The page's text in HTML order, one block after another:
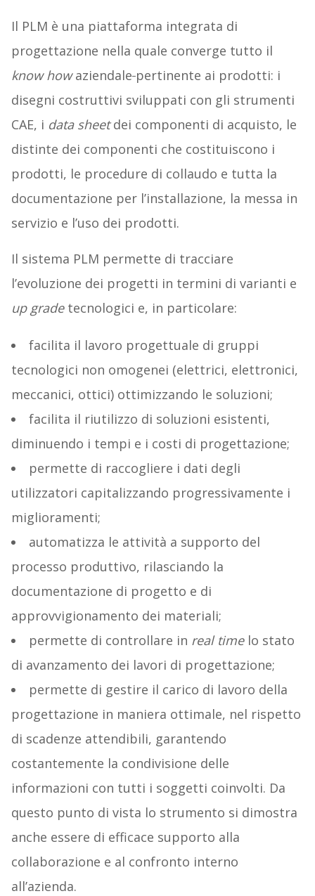
Il PLM è una piattaforma integrata di
progettazione nella quale converge tutto il
know howaziendale pertinente ai prodotti: i
disegni costruttivi sviluppati con gli strumenti
CAE, i data sheetdei componenti di acquisto, le
distinte dei componenti che costituiscono i
prodotti, le procedure di collaudo e tutta la
documentazione per l’installazione, la messa in
servizio e l’uso dei prodotti.
Il sistema PLM permette di tracciare
l’evoluzione dei progetti in termini di varianti e
up gradetecnologici e, in particolare:
facilita il lavoro progettuale di gruppi
tecnologici non omogenei (elettrici, elettronici,
meccanici, ottici) ottimizzando le soluzioni;
facilita il riutilizzo di soluzioni esistenti,
diminuendo i tempi e i costi di progettazione;
permette di raccogliere i dati degli
utilizzatori capitalizzando progressivamente i
miglioramenti;
automatizza le attività a supporto del
processo produttivo, rilasciando la
documentazione di progetto e di
approvvigionamento dei materiali;
permette di controllare in real timelo stato
di avanzamento dei lavori di progettazione;
permette di gestire il carico di lavoro della
progettazione in maniera ottimale, nel rispetto
di scadenze attendibili, garantendo
costantemente la condivisione delle
informazioni con tutti i soggetti coinvolti. Da
questo punto di vista lo strumento si dimostra
anche essere di efficace supporto alla
collaborazione e al confronto interno
all’azienda.